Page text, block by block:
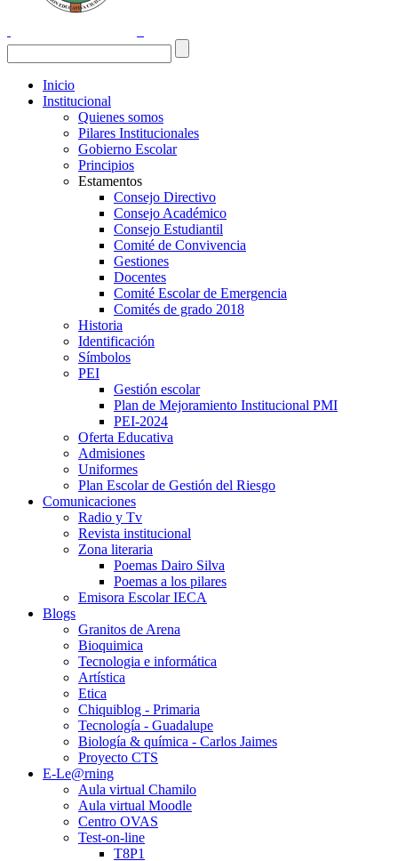
Inicio
Institucional
Quienes somos
Pilares Institucionales
Gobierno Escolar
Principios
Estamentos
Consejo Directivo
Consejo Académico
Consejo Estudiantil
Comité de Convivencia
Gestiones
Docentes
Comité Escolar de Emergencia
Comités de grado 2018
Historia
Identificación
Símbolos
PEI
Gestión escolar
Plan de Mejoramiento Institucional PMI
PEI-2024
Oferta Educativa
Admisiones
Uniformes
Plan Escolar de Gestión del Riesgo
Comunicaciones
Radio y Tv
Revista institucional
Zona literaria
Poemas Dairo Silva
Poemas a los pilares
Emisora Escolar IECA
Blogs
Granitos de Arena
Bioquimica
Tecnologia e informática
Artística
Etica
Chiquiblog - Primaria
Tecnología - Guadalupe
Biología & química - Carlos Jaimes
Proyecto CTS
E-Le@rning
Aula virtual Chamilo
Aula virtual Moodle
Centro OVAS
Test-on-line
T8P1